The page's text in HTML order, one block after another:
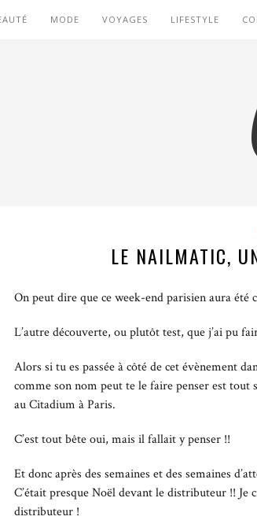
MODE VOYAGES LIFESTYLE
LE NAILMATIC,
On peut dire que ce week-end parisien aura été
L’autre découverte, ou plutôt test, que j’ai pu
Alors si tu es passée à côté de cet évènement
comme son nom peut te le faire penser est
au Citadium à Paris.
C’est tout bête oui, mais il fallait y penser !!
Et donc après des semaines et des semaines
C’était presque Noël devant le distributeur !! Je
distributeur !